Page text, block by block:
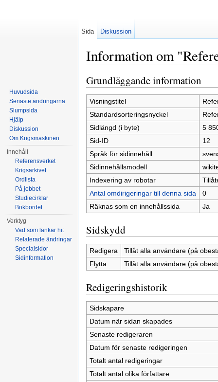
Information om
Grundläggande information
Visningstitel
Standardsorteringsnyckel
Sidlängd (i byte)
5
Sid-ID
12
Språk för sidinnehåll
Sidinnehållsmodell
Indexering av robotar
Antal omdirigeringar till denna sida
0
Räknas som en innehållssida
Ja
Sidskydd
Redigera
Tillåt alla användare (på
Flytta
Tillåt alla användare (på
Redigeringshistorik
Sidskapare
Datum när sidan skapades
Senaste redigeraren
Datum för senaste redigeringen
Totalt antal redigeringar
Totalt antal olika författare
Sida Diskussion
Huvudsida
Senaste ändringarna
Slumpsida
Hjälp
Diskussion
Om Krigsmaskinen
Innehåll
Referensverket
Krigsarkivet
Ordlista
På jobbet
Studiecirklar
Bokbordet
Verktyg
Vad som länkar hit
Relaterade ändringar
Specialsidor
Sidinformation